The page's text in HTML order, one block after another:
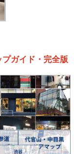
ガイド・完全版